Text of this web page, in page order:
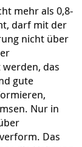
mehr als 0,8-
darf mit der
nicht über
das
gute
Nur in
Das